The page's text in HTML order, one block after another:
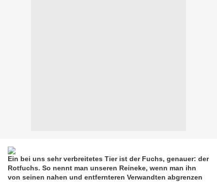
Ein bei uns sehr verbreitetes Tier ist der Fuchs, genauer: der
Rotfuchs. So nennt man unseren Reineke, wenn man ihn
von seinen nahen und entfernteren Verwandten abgrenzen